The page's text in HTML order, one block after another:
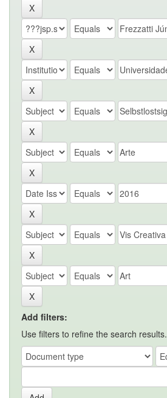
Add filters:
Use filters to refine the search results.